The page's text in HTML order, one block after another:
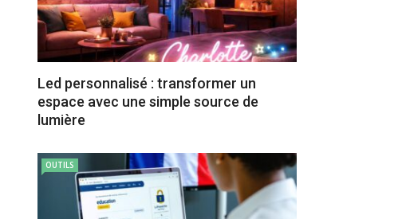
Led personnalisé : transformer un
espace avec une simple source de
lumière
OUTILS